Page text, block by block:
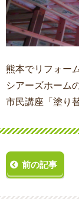
熊本でリフォー
シアーズホーム
市民講座「塗り
前の記事